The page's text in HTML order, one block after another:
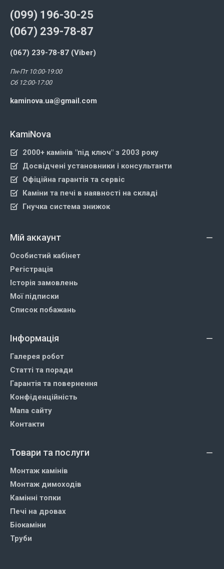
(099) 196-30-25
(067) 239-78-87
(067) 239-78-87 (Viber)
Пн-Пт 10:00-19:00
Сб 12:00-17:00
kaminova.ua@gmail.com
KamiNova
2000+ камінів "під ключ" з 2003 року
Досвідчені установники і консультанти
Офіційна гарантія та сервіс
Каміни та печі в наявності на складі
Гнучка система знижок
Мій аккаунт
Особистий кабінет
Регістрація
Історія замовлень
Мої підписки
Список побажань
Інформація
Галерея робот
Статті та поради
Гарантія та повернення
Конфіденційність
Мапа сайту
Контакти
Товари та послуги
Монтаж камінів
Монтаж димоходів
Камінні топки
Печі на дровах
Біокаміни
Труби